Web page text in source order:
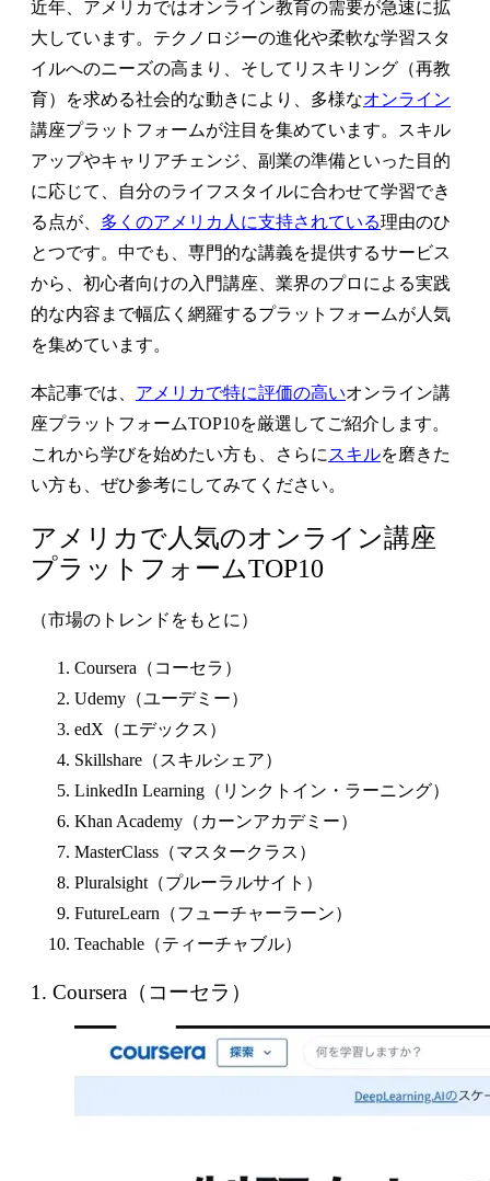
近年、アメリカではオンライン教育の需要が急速に拡
大しています。テクノロジーの進化や柔軟な学習スタ
イルへのニーズの高まり、そしてリスキリング（再教
育）を求める社会的な動きにより、多様なオンライン
講座プラットフォームが注目を集めています。スキル
アップやキャリアチェンジ、副業の準備といった目的
に応じて、自分のライフスタイルに合わせて学習でき
る点が、 多くのアメリカ人に支持されている理由のひ
とつです。中でも、専門的な講義を提供するサービス
から、初心者向けの入門講座、業界のプロによる実践
的な内容まで幅広く網羅するプラットフォームが人気
を集めています。
本記事では、 アメリカで特に評価の高いオンライン講
座プラットフォームTOP10を厳選してご紹介します。
これから学びを始めたい方も、さらに スキルを磨きた
い方も、ぜひ参考にしてみてください。
アメリカで人気のオンライン講座
プラットフォームTOP10
（市場のトレンドをもとに）
Coursera（コーセラ）
Udemy（ユーデミー）
edX（エデックス）
Skillshare（スキルシェア）
LinkedIn Learning（リンクトイン・ラーニング）
Khan Academy（カーンアカデミー）
MasterClass（マスタークラス）
Pluralsight（プルーラルサイト）
FutureLearn（フューチャーラーン）
Teachable（ティーチャブル）
1. Coursera（コーセラ）